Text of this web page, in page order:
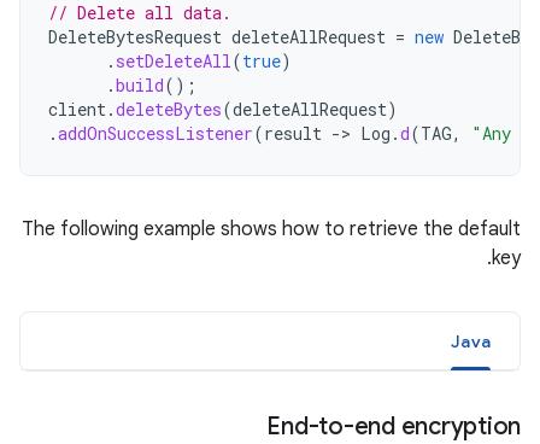
// Delete all data.
DeleteBytesRequest deleteAllRequest = new
. setDeleteAll(true)
.build();
client.deleteBytes(deleteAllRequest)
.addOnSuccessListener(result -> Log .d(TAG, "Any
The following example shows how to retrieve the default
key.
Java
End-to-end encryption